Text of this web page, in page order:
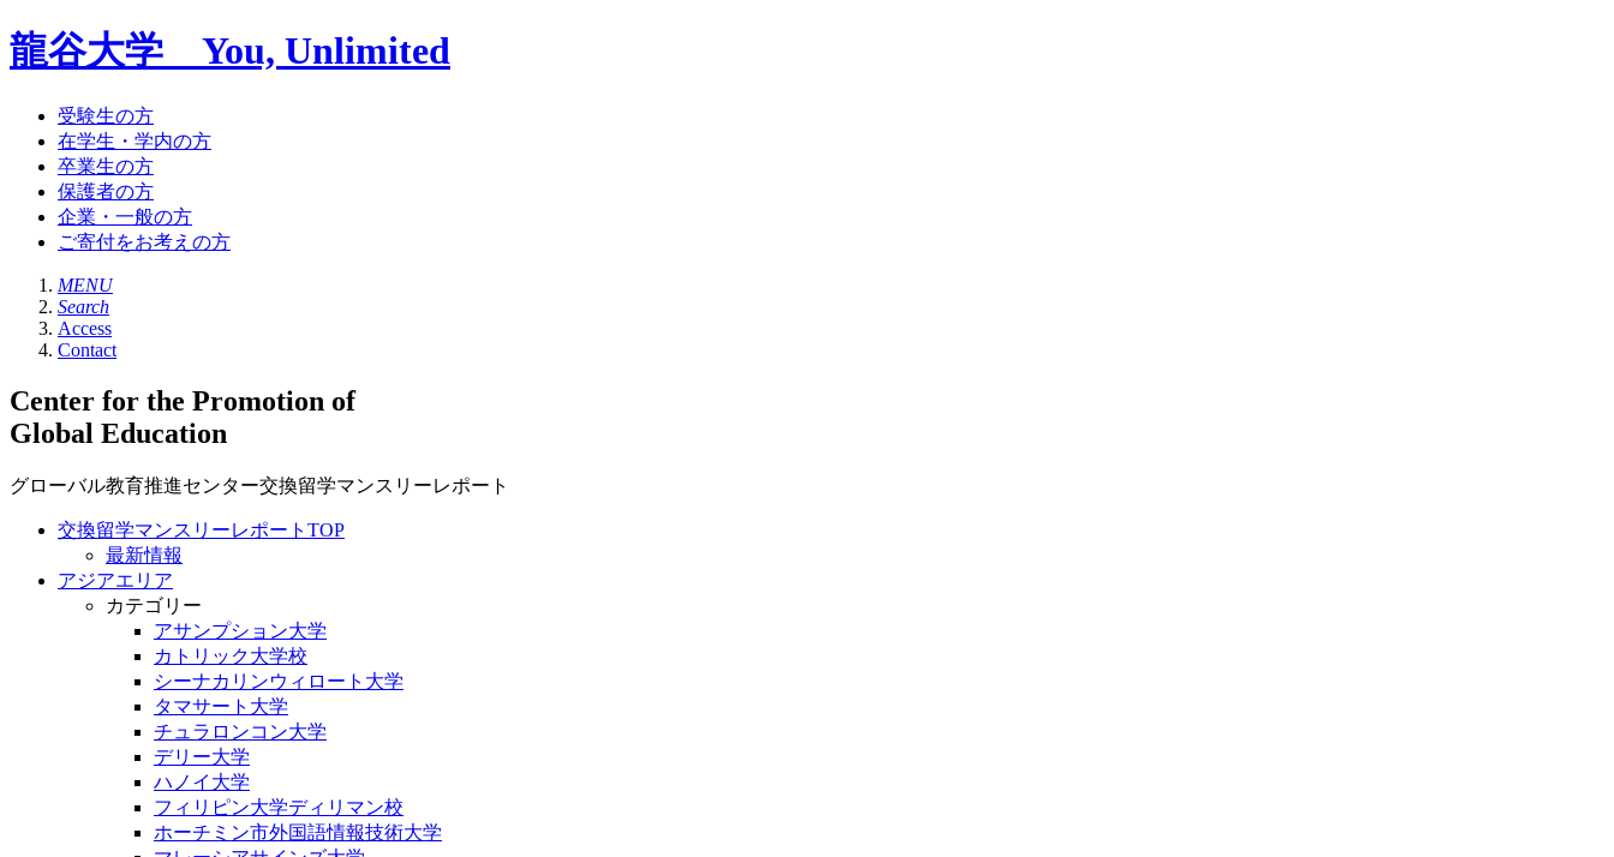
龍谷大学 You, Unlimited
受験生の方
在学生・学内の方
卒業生の方
保護者の方
企業・一般の方
ご寄付をお考えの方
MENU
Search
Access
Contact
Center for the Promotion of
Global Education
グローバル教育推進センター交換留学マンスリーレポート
交換留学マンスリーレポートTOP
最新情報
アジアエリア
カテゴリー
アサンプション大学
カトリック大学校
シーナカリンウィロート大学
タマサート大学
チュラロンコン大学
デリー大学
ハノイ大学
フィリピン大学ディリマン校
ホーチミン市外国語情報技術大学